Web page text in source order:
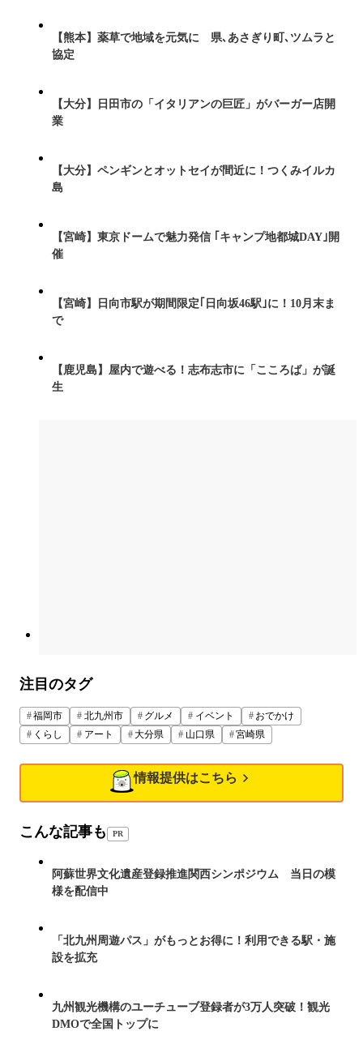
【熊本】薬草で地域を元気に 県､あさぎり町､ツムラと
協定
【大分】日田市の「イタリアンの巨匠」がバーガー店開
業
【大分】ペンギンとオットセイが間近に！つくみイルカ
島
【宮崎】東京ドームで魅力発信 ｢キャンプ地都城DAY｣開
催
【宮崎】日向市駅が期間限定｢日向坂46駅｣に！10月末ま
で
【鹿児島】屋内で遊べる！志布志市に「こころば」が誕
生
注目のタグ
福岡市 北九州市 グルメ イベント
おでかけ
くらし
アート 大分県 山口県 宮崎県
情報提供はこちら
こんな記事も PR
阿蘇世界文化遺産登録推進関西シンポジウム 当日の模
様を配信中
「北九州周遊パス」がもっとお得に！利用できる駅・施
設を拡充
九州観光機構のユーチューブ登録者が3万人突破！観光
DMOで全国トップに